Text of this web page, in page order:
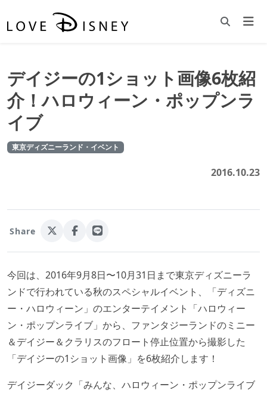
デイジーの1ショット画像6枚紹
介！ハロウィーン・ポップンラ
イブ
東京ディズニーランド・イベント
2016.10.23
Share
今回は、2016年9月8日〜10月31日まで東京ディズニーラ
ンドで行われている秋のスペシャルイベント、「ディズニ
ー・ハロウィーン」のエンターテイメント「ハロウィー
ン・ポップンライブ」から、ファンタジーランドのミニー
＆デイジー＆クラリスのフロート停止位置から撮影した
「デイジーの1ショット画像」を6枚紹介します！
デイジーダック「みんな、ハロウィーン・ポップンライブ